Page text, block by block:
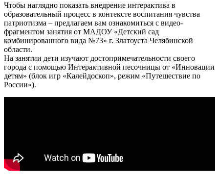
Чтобы наглядно показать внедрение интерактива в
образовательный процесс в контексте воспитания чувства
патриотизма – предлагаем вам ознакомиться с видео-
фрагментом занятия от МАДОУ «Детский сад
комбинированного вида №73» г. Златоуста Челябинской
области.
На занятии дети изучают достопримечательности своего
города с помощью Интерактивной песочницы от «Инновации
детям» (блок игр «Калейдоскоп», режим «Путешествие по
России»).